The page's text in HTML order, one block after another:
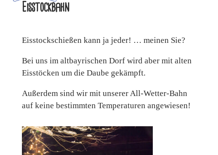
Eisstockbahn
Eisstockschießen kann ja jeder! … meinen Sie?
Bei uns im altbayrischen Dorf wird aber mit alten
Eisstöcken um die Daube gekämpft.
Außerdem sind wir mit unserer All-Wetter-Bahn
auf keine bestimmten Temperaturen angewiesen!